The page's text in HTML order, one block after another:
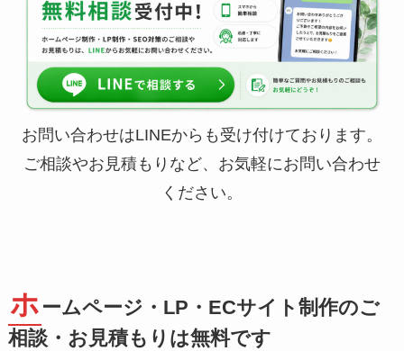
お問い合わせはLINEからも受け付けております。
ご相談やお見積もりなど、お気軽にお問い合わせ
ください。
ホ ームページ・LP・ECサイト制作のご
相談・お見積もりは無料です